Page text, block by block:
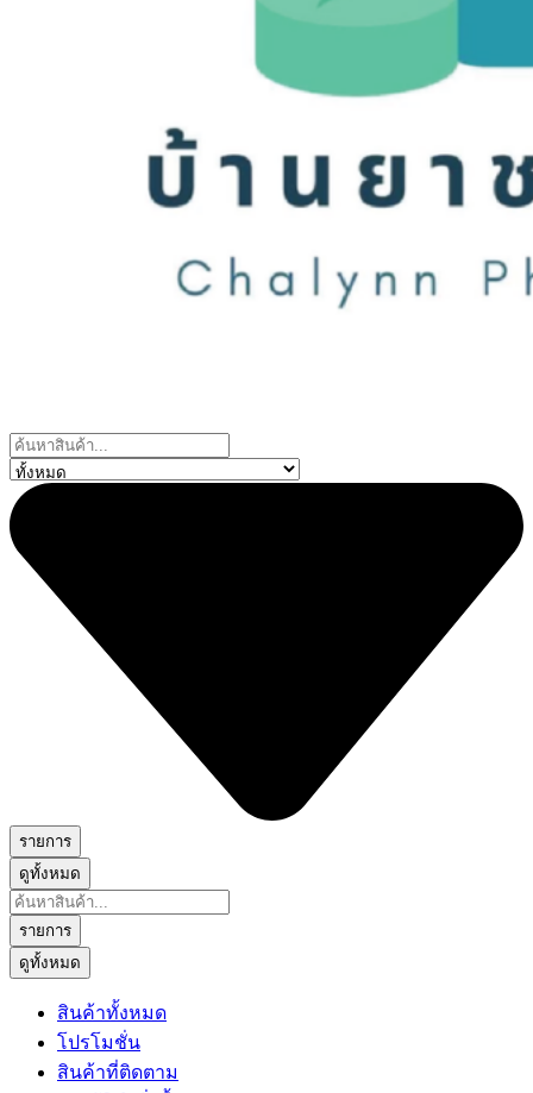
Search
...
รายการ
ดูทั้งหมด
Search
...
รายการ
ดูทั้งหมด
สินค้าทั้งหมด
โปรโมชั่น
สินค้าที่ติดตาม